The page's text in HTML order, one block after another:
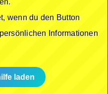
wenn du den Button
Informationen
laden